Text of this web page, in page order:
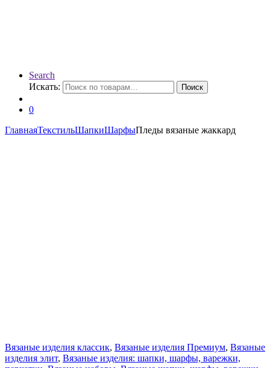
Search
Искать:
Поиск
0
ГлавнаяТекстильШапкиШарфыПледы вязаные жаккард
Вязаные изделия классик, Вязаные изделия Премиум, Вязаные
изделия элит, Вязаные изделия: шапки, шарфы, варежки,